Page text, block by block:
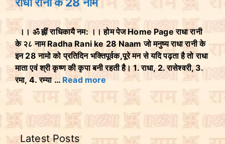
।। ॐ ह्नीं राधिकायै नम: ।। होम पेज Home Page राधा रानी
के २८ नाम Radha Rani ke 28 Naam जो मनुष्य राधा रानी के
इन 28 नामो को प्रतिदिन भक्तिपूर्वक,पूरे मन से यदि पढ़ता है तो राधा
माता एवं श्री कृष्ण की कृपा बनी रहती है। 1. राधा, 2. रासेश्वरी, 3.
रमा, 4. रम्या … Read more
Latest Posts